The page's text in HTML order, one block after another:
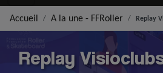
Accueil A la une - FFRoller Replay
Replay